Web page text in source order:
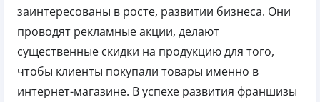
заинтересованы в росте, развитии бизнеса. Они
проводят рекламные акции, делают
существенные скидки на продукцию для того,
чтобы клиенты покупали товары именно в
интернет-магазине. В успехе развития франшизы